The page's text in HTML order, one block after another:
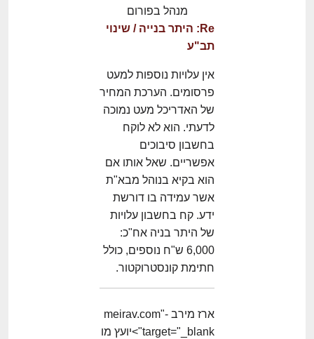
מנהל בפורום
Re: היתר בנייה / שינוי
תב"ע
אין עלויות נוספות למעט
פרסומים. הערכת המחיר
של האדריכל מעט נמוכה
לדעתי. הוא לא לוקח
בחשבון סיבוכים
אפשריים. שאל אותו אם
הוא בקיא בנוהל מבא"ת
אשר עמידה בו דורשת
ידע. קח בחשבון עלויות
של היתר בניה אח"כ:
6,000 ש"ח נוספים, כולל
חתימת קונסטרוקטור.
ארז מירב -meirav.com"
target="_blank">יועץ מו